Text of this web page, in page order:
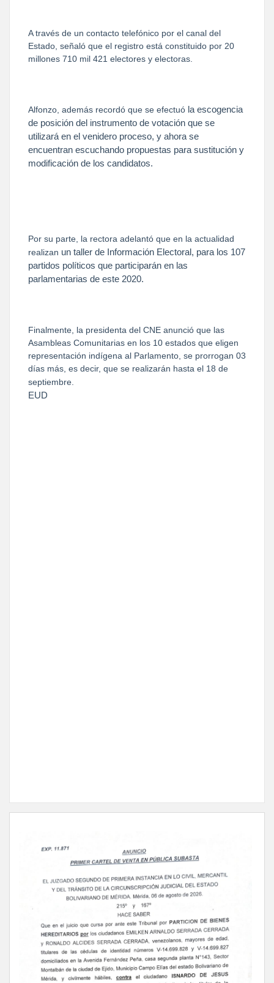
A través de un contacto telefónico por el canal del
Estado, señaló que el registro está constituido por 20
millones 710 mil 421 electores y electoras.
Alfonzo, además recordó que se efectuó la escogencia
de posición del instrumento de votación que se
utilizará en el venidero proceso, y ahora se
encuentran escuchando propuestas para sustitución y
modificación de los candidatos.
Por su parte, la rectora adelantó que en la actualidad
realizan un taller de Información Electoral, para los 107
partidos políticos que participarán en las
parlamentarias de este 2020.
Finalmente, la presidenta del CNE anunció que las
Asambleas Comunitarias en los 10 estados que eligen
representación indígena al Parlamento, se prorrogan 03
días más, es decir, que se realizarán hasta el 18 de
septiembre.
EUD